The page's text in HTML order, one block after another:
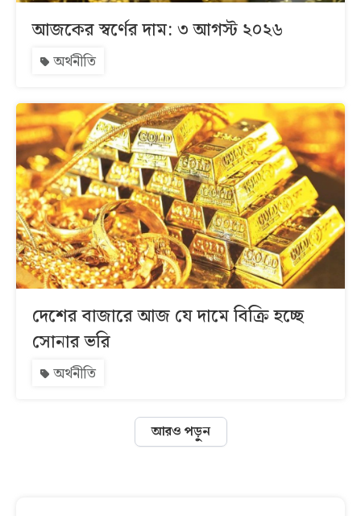
আজকের স্বর্ণের দাম: ৩ আগস্ট ২০২৬
অর্থনীতি
দেশের বাজারে আজ যে দামে বিক্রি হচ্ছে
সোনার ভরি
অর্থনীতি
আরও পড়ুন